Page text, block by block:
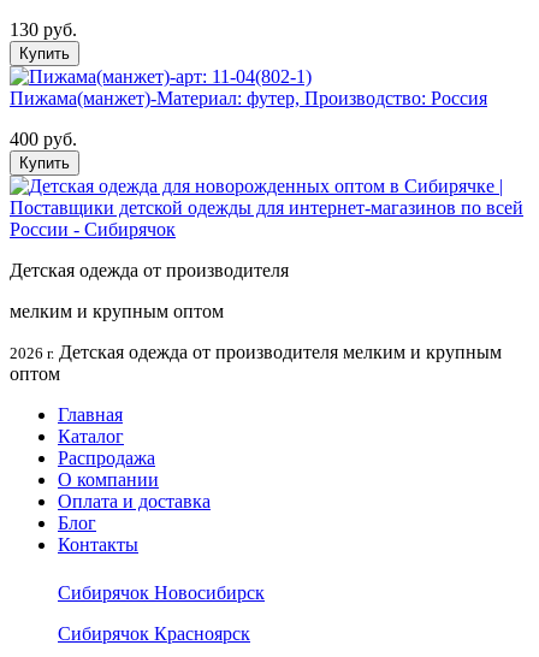
130 руб.
Купить
Пижама(манжет)-Материал: футер, Производство: Россия
400 руб.
Купить
Детская одежда от производителя
мелким и крупным оптом
2026 г. Детская одежда от производителя мелким и крупным
оптом
Главная
Каталог
Распродажа
О компании
Оплата и доставка
Блог
Контакты
Сибирячок Новосибирск
Сибирячок Красноярск